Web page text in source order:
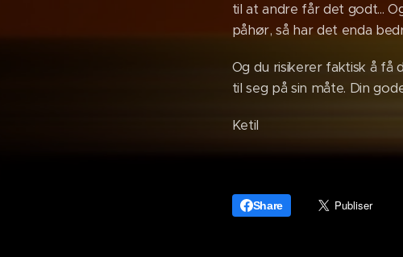
til at andre får det godt...
påhør, så har det enda
Og du risikerer faktisk å
til seg på sin måte. Din
Ketil
Share